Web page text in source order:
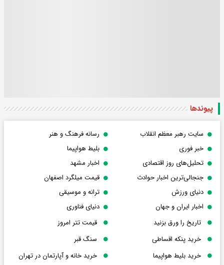
پیوندها
سایت رهبر معظم انقلاب
رسانه فرهنگ و هنر
خبر فوری
بلیط هواپیما
تحلیل‌های روز اقتصادی
اخبار مشهد
جنجالی‌ترین اخبار حوادث
قیمت میلگرد اصفهان
دنیای ورزش
ترانه و موسیقی
اخبار ایران و جهان
دنیای فناوری
تاریخ را ورق بزنید
قیمت تتر امروز
خرید پنکه اقساطی
سنگ قبر
خرید بلیط هواپیما
خرید خانه و آپارتمان در تهران